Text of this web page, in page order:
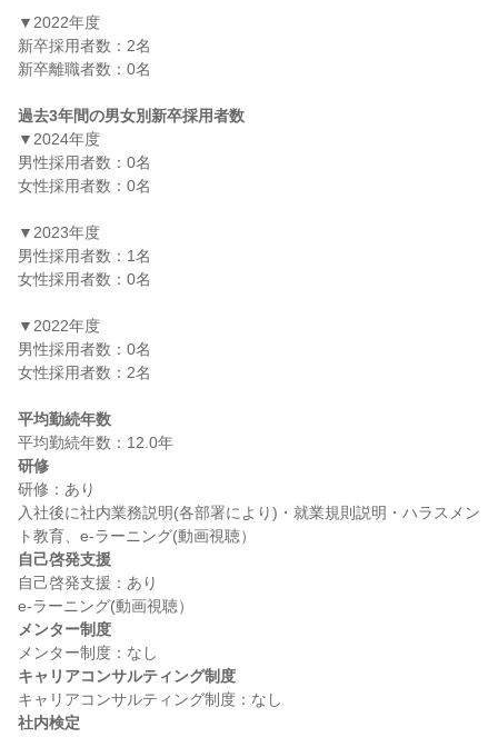
▼2022年度
新卒採用者数：2名
新卒離職者数：0名
過去3年間の男女別新卒採用者数
▼2024年度
男性採用者数：0名
女性採用者数：0名
▼2023年度
男性採用者数：1名
女性採用者数：0名
▼2022年度
男性採用者数：0名
女性採用者数：2名
平均勤続年数
研修
研修：あり
入社後に社内業務説明(各部署により)・就業規則説明・ハラスメン
自己啓発支援
自己啓発支援：あり
メンター制度
キャリアコンサルティング制度
社内検定